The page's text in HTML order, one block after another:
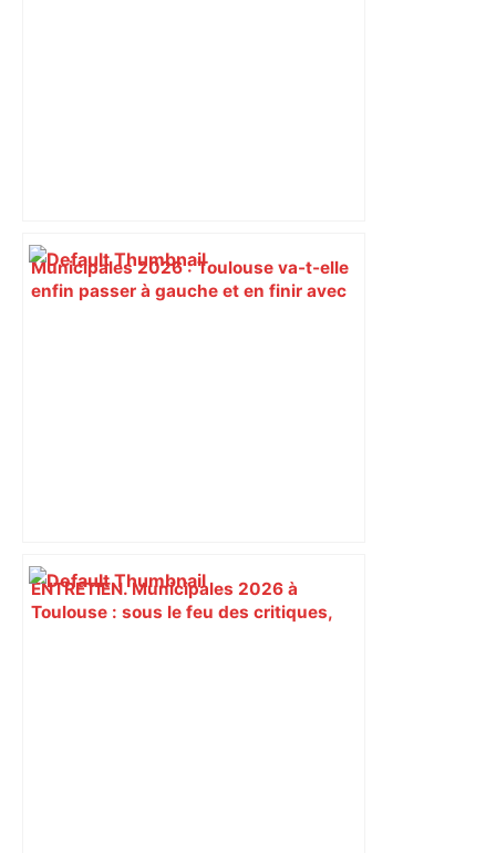
Municipales 2026 : Toulouse va-t-elle
enfin passer à gauche et en finir avec
ENTRETIEN. Municipales 2026 à
Toulouse : sous le feu des critiques,